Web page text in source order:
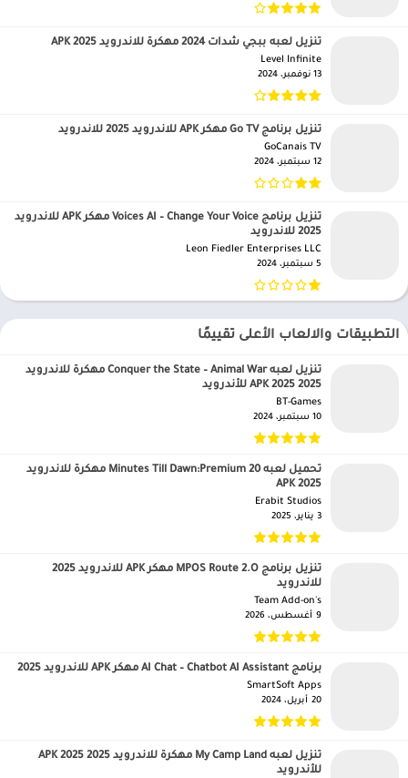
تنزيل لعبه ببجي شدات 2024 مهكرة للاندرويد APK 2025
Level Infinite‏
13 نوفمبر، 2024
تنزيل برنامج Go TV مهكر APK للاندرويد 2025 للاندرويد
GoCanais TV‏
12 سبتمبر، 2024
تنزيل برنامج Voices AI – Change Your Voice مهكر APK للاندرويد
2025 للاندرويد
Leon Fiedler Enterprises LLC‏
5 سبتمبر، 2024
التطبيقات والالعاب الأعلى تقييمًا
تنزيل لعبه Conquer the State – Animal War مهكرة للاندرويد
APK 2025 2025 للأندرويد
BT-Games‏
10 سبتمبر، 2024
تحميل لعبه 20 Minutes Till Dawn:Premium مهكرة للاندرويد
APK 2025
Erabit Studios‏
3 يناير، 2025
تنزيل برنامج MPOS Route 2.O مهكر APK للاندرويد 2025
للاندرويد
Team Add-on's‏
9 أغسطس، 2026
برنامج AI Chat – Chatbot AI Assistant مهكر APK للاندرويد 2025
SmartSoft Apps‏
20 أبريل، 2024
تنزيل لعبه My Camp Land مهكرة للاندرويد APK 2025 2025
للأندرويد